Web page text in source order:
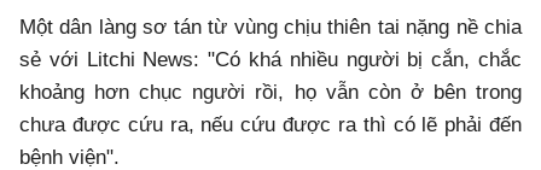
Một dân làng sơ tán từ vùng chịu thiên tai nặng nề chia
sẻ với Litchi News: "Có khá nhiều người bị cắn, chắc
khoảng hơn chục người rồi, họ vẫn còn ở bên trong
chưa được cứu ra, nếu cứu được ra thì có lẽ phải đến
bệnh viện".